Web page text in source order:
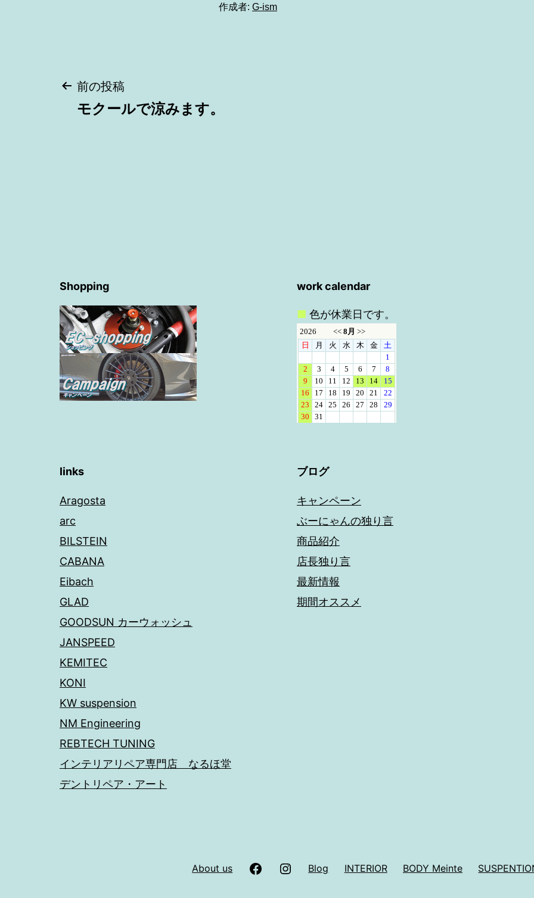
作成者: G-ism
投
ー
シ
ョ
ン
前の投稿
モクールで涼みます。
Shopping work calendar
■ 色が休業日です。
links
Aragosta
arc
BILSTEIN
CABANA
Eibach
GLAD
GOODSUN カーウォッシュ
JANSPEED
KEMITEC
KONI
KW suspension
NM Engineering
REBTECH TUNING
インテリアリペア専門店 なるほ堂
デントリペア・アート
ブログ
キャンペーン
ぶーにゃんの独り言
商品紹介
店長独り言
最新情報
期間オススメ
About us facebookInstagram
Blog INTERIOR BODY Meinte